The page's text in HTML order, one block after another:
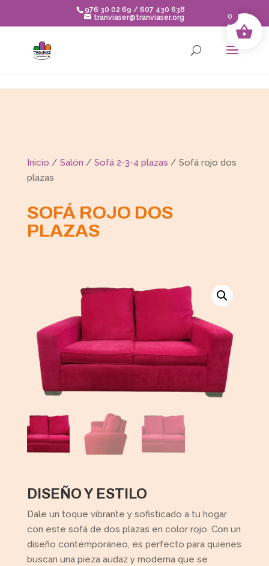
976 30 02 69 / 607 430 638
tranviaser@tranviaser.org
Inicio / Salón / Sofá 2-3-4 plazas / Sofá rojo dos
plazas
SOFÁ ROJO DOS
PLAZAS
DISEÑO Y ESTILO
Dale un toque vibrante y sofisticado a tu hogar
con este sofá de dos plazas en color rojo. Con un
diseño contemporáneo, es perfecto para quienes
buscan una pieza audaz y moderna que se
0